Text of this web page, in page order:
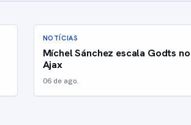
NOTÍCIAS
Míchel Sánchez escala Godts no
Ajax
06 de ago.